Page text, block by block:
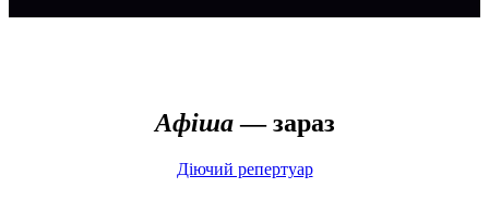
Афіша— зараз
Діючий репертуар